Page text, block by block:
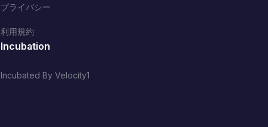
プライバシー
利用規約
Incubation
Incubated By Velocity1